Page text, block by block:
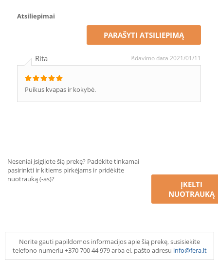
Atsiliepimai
PARAŠYTI ATSILIEPIMĄ
Rita išdavimo data 2021/01/11
Puikus kvapas ir kokybė.
Neseniai įsigijote šią prekę? Padėkite tinkamai
pasirinkti ir kitiems pirkėjams ir pridėkite
nuotrauką (-as)?
ĮKELTI
NUOTRAUKĄ
Norite gauti papildomos informacijos apie šią prekę, susisiekite
telefono numeriu +370 700 44 979 arba el. pašto adresu info@fera.lt